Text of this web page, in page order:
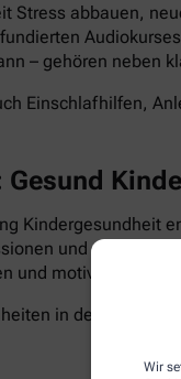
Wir
Stress abbauen,
– gehören neben
Einschlafhilfen,
Kindergesundheit
und
und motivierende
in den Alltag